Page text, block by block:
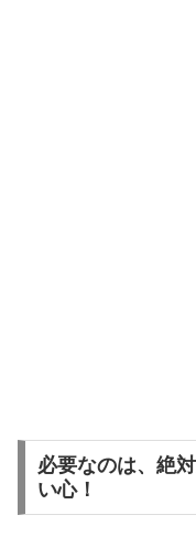
必要なのは、絶
い心！